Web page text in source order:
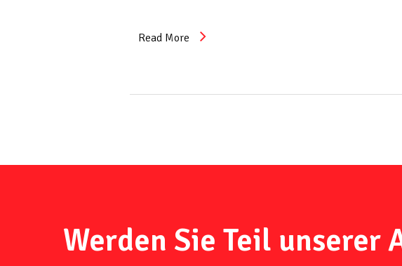
Read More
Werden Sie Teil unserer